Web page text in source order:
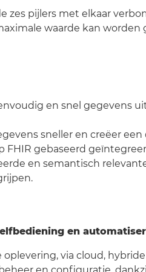
zes pijlers met elkaar
waarde kan worden
en snel gegevens
sneller en creëer
FHIR gebaseerd
en semantisch
en
oplevering, via cloud,